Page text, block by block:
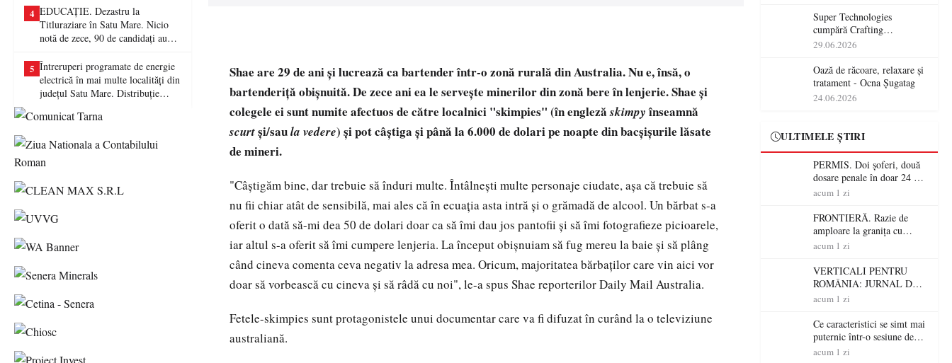
4 EDUCAȚIE. Dezastru la
Titluraziare în Satu Mare. Nicio
notă de zece, 90 de candidați au
5 Întreruperi programate de energie
electrică în mai multe localități din
județul Satu Mare. Distribuție
lucrări la rețea
Shae are 29 de ani şi lucrează ca bartender într-o zonă rurală din Australia. Nu e, însă, o
bartenderiţă obişnuită. De zece ani ea le serveşte minerilor din zonă bere în lenjerie. Shae şi
colegele ei sunt numite afectuos de către localnici "skimpies" (în englezăskimpyînseamnă
scurtşi/saula vedere) şi pot câştiga şi până la 6.000 de dolari pe noapte din bacşişurile lăsate
de mineri.
"Câştigăm bine, dar trebuie să înduri multe. Întâlneşti multe personaje ciudate, aşa că trebuie să
nu fii chiar atât de sensibilă, mai ales că în ecuaţia asta intră şi o grămadă de alcool. Un bărbat s-a
oferit o dată să-mi dea 50 de dolari doar ca să îmi dau jos pantofii şi să îmi fotografieze picioarele,
iar altul s-a oferit să îmi cumpere lenjeria. La început obişnuiam să fug mereu la baie şi să plâng
când cineva comenta ceva negativ la adresa mea. Oricum, majoritatea bărbaţilor care vin aici vor
doar să vorbească cu cineva şi să râdă cu noi", le-a spus Shae reporterilor Daily Mail Australia.
Fetele-skimpies sunt protagonistele unui documentar care va fi difuzat în curând la o televiziune
australiană.
Super Technologies
cumpără Crafting
Technologies și își extinde
România
29.06.2026
Oază de răcoare, relaxare și
tratament - Ocna Șugatag
24.06.2026
ULTIMELE ȘTIRI
PERMIS. Doi șoferi, două
dosare penale în doar 24 de
ore la Petea! Unul avea
nu a avut niciodată permis
acum 1 zi
FRONTIERĂ. Razie de
amploare la granița cu
Ungaria! 800 de persoane și
verificate
acum 1 zi
VERTICALI PENTRU
ROMÂNIA: JURNAL DE
CĂLĂTORIE FIJET
acum 1 zi
Ce caracteristici se simt mai
puternic într-o sesiune de
distracție la sloturi online:
acum 1 zi